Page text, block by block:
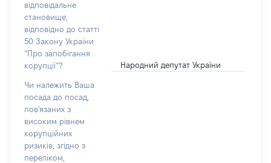
відповідальне
становище,
відповідно до статті
50 Закону України
“Про запобігання
корупції”?
Народний депутат України
Чи належить Ваша
посада до посад,
пов'язаних з
високим рівнем
корупційних
ризиків, згідно з
переліком,